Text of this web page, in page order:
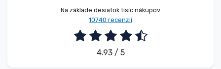
Na základe desiatok tisíc nákupov
10740 recenzií
4.93 / 5